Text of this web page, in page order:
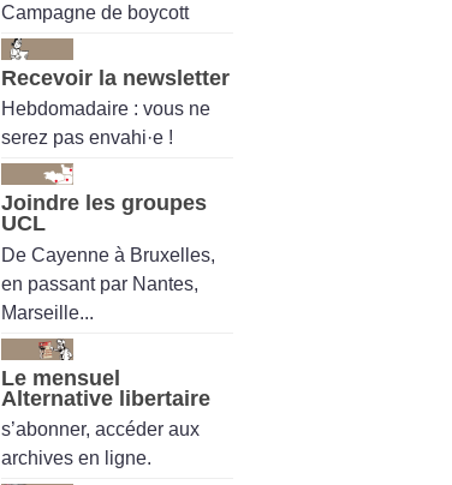
Campagne de boycott
Recevoir la newsletter
Hebdomadaire : vous ne
serez pas envahi·e !
Joindre les groupes
UCL
De Cayenne à Bruxelles,
en passant par Nantes,
Marseille...
Le mensuel
Alternative libertaire
s’abonner, accéder aux
archives en ligne.